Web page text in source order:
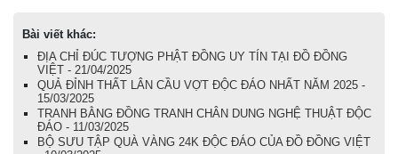
Bài viết khác:
ĐỊA CHỈ ĐÚC TƯỢNG PHẬT ĐỒNG UY TÍN TẠI ĐỒ ĐỒNG
VIỆT - 21/04/2025
QUẢ ĐỈNH THẤT LÂN CẦU VỢT ĐỘC ĐÁO NHẤT NĂM 2025 -
15/03/2025
TRANH BẰNG ĐỒNG TRANH CHÂN DUNG NGHỆ THUẬT ĐỘC
ĐÁO - 11/03/2025
BỘ SƯU TẬP QUÀ VÀNG 24K ĐỘC ĐÁO CỦA ĐỒ ĐỒNG VIỆT